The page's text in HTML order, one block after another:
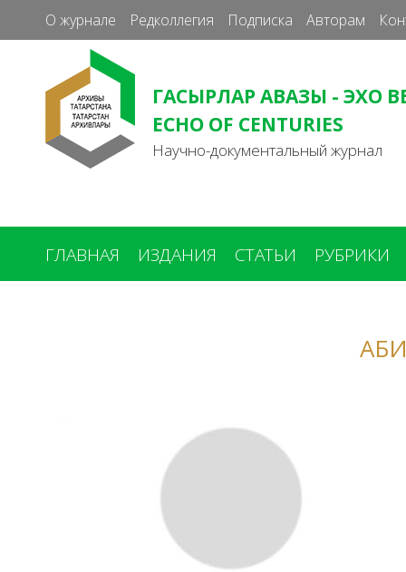
О журнале Редколлегия Подписка Авторам
ГАСЫРЛАР АВАЗЫ - ЭХО
ECHO OF CENTURIES
Научно-документальный журнал
ГЛАВНАЯ ИЗДАНИЯ СТАТЬИ РУБРИКИ